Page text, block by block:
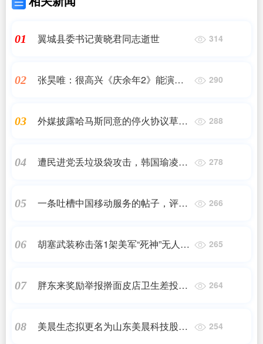
01 翼城县委书记黄晓君同志逝世 314
02
张昊唯：很高兴《庆余年2》能演一
290
03
外媒披露哈马斯同意的停火协议草案
288
04
遭民进党丢垃圾袋攻击，韩国瑜凌晨
278
05
一条吐槽中国移动服务的帖子，评论
266
06
胡塞武装称击落1架美军“死神”无人机
265
07
胖东来奖励举报擀面皮店卫生差投诉
264
08
美晨生态拟更名为山东美晨科技股份
254